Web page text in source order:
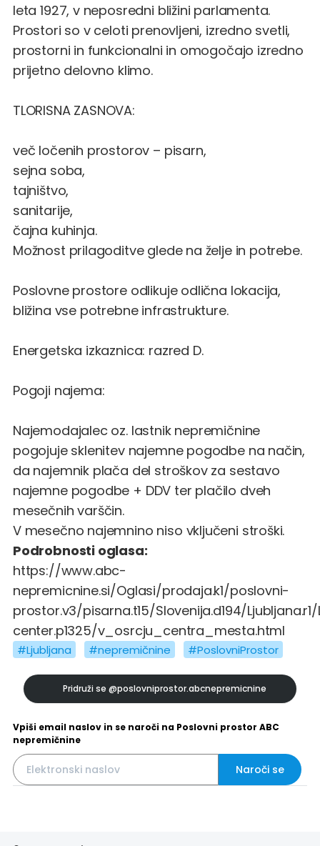
leta 1927, v neposredni bližini parlamenta.
Prostori so v celoti prenovljeni, izredno svetli,
prostorni in funkcionalni in omogočajo izredno
prijetno delovno klimo.
TLORISNA ZASNOVA:
več ločenih prostorov – pisarn,
sejna soba,
tajništvo,
sanitarije,
čajna kuhinja.
Možnost prilagoditve glede na želje in potrebe.
Poslovne prostore odlikuje odlična lokacija,
bližina vse potrebne infrastrukture.
Energetska izkaznica: razred D.
Pogoji najema:
Najemodajalec oz. lastnik nepremičnine
pogojuje sklenitev najemne pogodbe na način,
da najemnik plača del stroškov za sestavo
najemne pogodbe + DDV ter plačilo dveh
mesečnih varščin.
V mesečno najemnino niso vključeni stroški.
Podrobnosti oglasa:
https://www.abc-
nepremicnine.si/Oglasi/prodaja.k1/poslovni-
prostor.v3/pisarna.t15/Slovenija.d194/
center.p1325/v_osrcju_centra_mesta.html
#Ljubljana #nepremičnine #PoslovniProstor
Pridruži se @poslovniprostor.abcnepremicnine
Vpiši email naslov in se naroči na Poslovni prostor ABC
nepremičnine
Naroči se